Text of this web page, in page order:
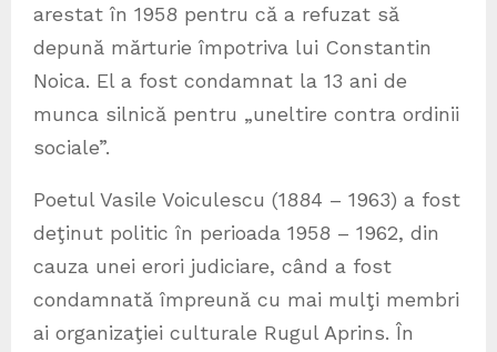
arestat în 1958 pentru că a refuzat să
depună mărturie împotriva lui Constantin
Noica. El a fost condamnat la 13 ani de
munca silnică pentru „uneltire contra ordinii
sociale”.
Poetul Vasile Voiculescu (1884 – 1963) a fost
deţinut politic în perioada 1958 – 1962, din
cauza unei erori judiciare, când a fost
condamnată împreună cu mai mulţi membri
ai organizaţiei culturale Rugul Aprins. În